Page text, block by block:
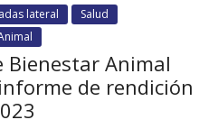
lateral
Salud
Bienestar Animal
de rendición